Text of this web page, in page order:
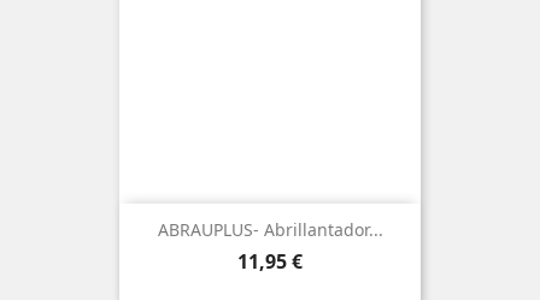
ABRAUPLUS- Abrillantador...
Precio
11,95 €